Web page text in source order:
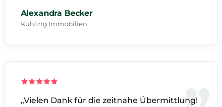
Alexandra Becker
Kühling Immobilien
„Vielen Dank für die zeitnahe Übermittlung!